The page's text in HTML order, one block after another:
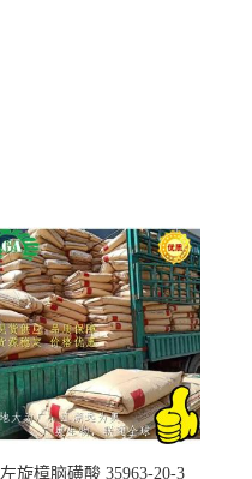
左旋樟脑磺酸 35963-20-3